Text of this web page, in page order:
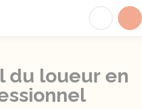
du loueur en